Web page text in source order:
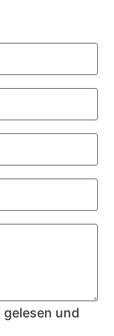
gelesen und